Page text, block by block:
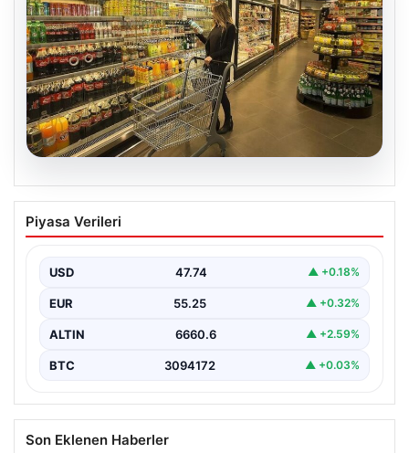
Enflasyon verileri ne zaman
açıklanacak? 2026 TÜİK mart ayı
Piyasa Verileri
USD 47.74 ▲ +0.18%
EUR 55.25 ▲ +0.32%
ALTIN 6660.6 ▲ +2.59%
BTC 3094172 ▲ +0.03%
Son Eklenen Haberler